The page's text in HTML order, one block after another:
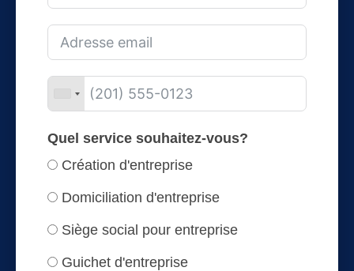
Quel service souhaitez-vous?
Création d'entreprise
Domiciliation d'entreprise
Siège social pour entreprise
Guichet d'entreprise